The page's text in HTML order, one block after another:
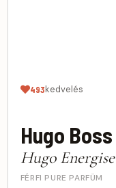
493kedvelés
Hugo Boss
Hugo Energise
FÉRFI PURE PARFÜM